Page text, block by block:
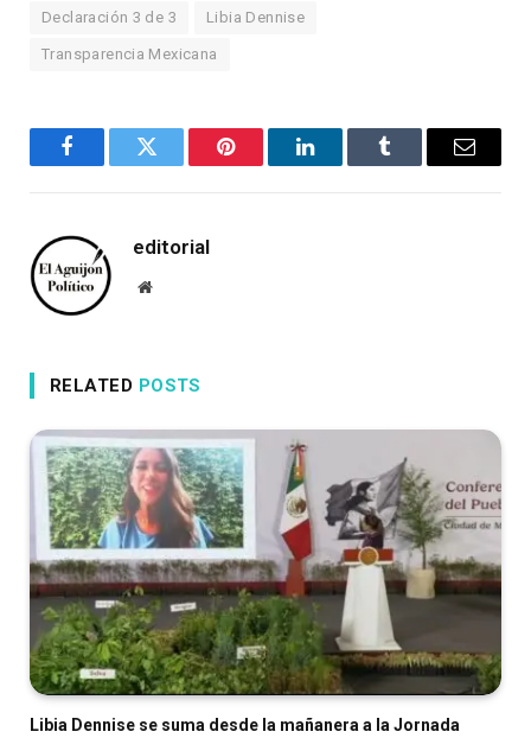
Declaración 3 de 3 Libia Dennise
Transparencia Mexicana
FacebookTwitter Pinterest LinkedInTumblr Email
editorial
Website
RELATED POSTS
Libia Dennise se suma desde la mañanera a la Jornada